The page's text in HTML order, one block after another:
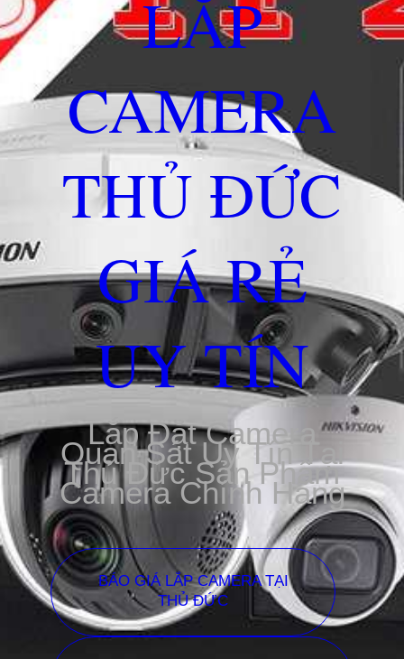
LẮP
CAMERA
THỦ ĐỨC
GIÁ RẺ
UY TÍN
Lắp Đặt Camera
Quan Sát Uy Tín Tại
Thủ Đức Sản Phẩm
Camera Chính Hãng
BÁO GIÁ LẮP CAMERA TẠI
THỦ ĐỨC